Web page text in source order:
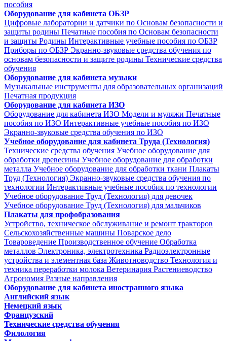
пособия
Оборудование для кабинета ОБЗР
Цифровые лаборатории и датчики по Основам безопасности и
защиты родины Печатные пособия по Основам безопасности
и защиты Родины Интерактивные учебные пособия по ОБЗР
Приборы по ОБЗР Экранно-звуковые средства обучения по
основам безопасности и защите родины Технические средства
обучения
Оборудование для кабинета музыки
Музыкальные инструменты для образовательных организаций
Печатная продукция
Оборудование для кабинета ИЗО
Оборудование для кабинета ИЗО Модели и муляжи Печатные
пособия по ИЗО Интерактивные учебные пособия по ИЗО
Экранно-звуковые средства обучения по ИЗО
Учебное оборудование для кабинета Труда (Технология)
Технические средства обучения Учебное оборудование для
обработки древесины Учебное оборудование для обработки
металла Учебное оборудование для обработки ткани Плакаты
Труд (Технология) Экранно-звуковые средства обучения по
технологии Интерактивные учебные пособия по технологии
Учебное оборудование Труд (Технология) для девочек
Учебное оборудование Труд (Технология) для мальчиков
Плакаты для профобразования
Устройство, техническое обслуживание и ремонт тракторов
Сельскохозяйственные машины Поварское дело
Товароведение Производственное обучение Обработка
металлов Электроника, электротехника Радиоэлектронные
устройства и элементная база Животноводство Технология и
техника переработки молока Ветеринария Растениеводство
Агрономия Разные направления
Оборудование для кабинета иностранного языка
Английский язык
Немецкий язык
Французский
Технические средства обучения
Филология